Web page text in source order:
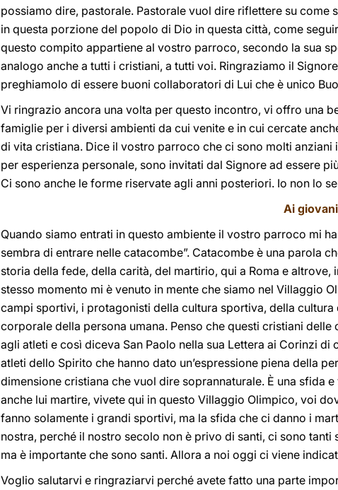
possiamo dire, pastorale. Pastorale vuol dire riflettere su come
in questa porzione del popolo di Dio in questa città, come
questo compito appartiene al vostro parroco, secondo la sua
analogo anche a tutti i cristiani, a tutti voi. Ringraziamo il
preghiamolo di essere buoni collaboratori di Lui che è unico
Vi ringrazio ancora una volta per questo incontro, vi offro una
famiglie per i diversi ambienti da cui venite e in cui cercate
di vita cristiana. Dice il vostro parroco che ci sono molti
per esperienza personale, sono invitati dal Signore ad essere
Ci sono anche le forme riservate agli anni posteriori. Io non lo
Ai giovani
Quando siamo entrati in questo ambiente il vostro parroco mi
sembra di entrare nelle catacombe”. Catacombe è una parola
storia della fede, della carità, del martirio, qui a Roma e
stesso momento mi è venuto in mente che siamo nel Villaggio
campi sportivi, i protagonisti della cultura sportiva, della
corporale della persona umana. Penso che questi cristiani
agli atleti e così diceva San Paolo nella sua Lettera ai Corinzi di
atleti dello Spirito che hanno dato un’espressione piena della
dimensione cristiana che vuol dire soprannaturale. È una sfida
anche lui martire, vivete qui in questo Villaggio Olimpico, voi
fanno solamente i grandi sportivi, ma la sfida che ci danno i
nostra, perché il nostro secolo non è privo di santi, ci sono
ma è importante che sono santi. Allora a noi oggi ci viene
Voglio salutarvi e ringraziarvi perché avete fatto una parte